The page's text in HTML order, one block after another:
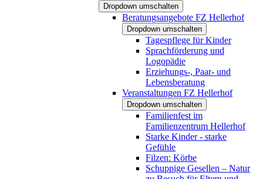
Dropdown umschalten
Beratungsangebote FZ Hellerhof
Dropdown umschalten
Tagespflege für Kinder
Sprachförderung und
Logopädie
Erziehungs-, Paar- und
Lebensberatung
Veranstaltungen FZ Hellerhof
Dropdown umschalten
Familienfest im
Familienzentrum Hellerhof
Starke Kinder - starke
Gefühle
Filzen: Körbe
Schuppige Gesellen – Natur